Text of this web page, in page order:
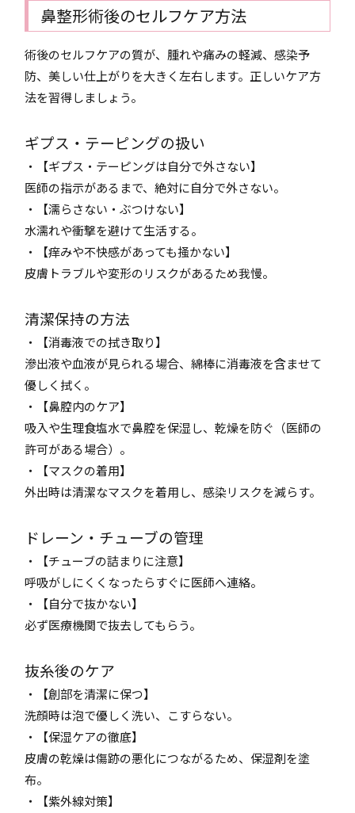
鼻整形術後のセルフケア方法
術後のセルフケアの質が、腫れや痛みの軽減、感染予
防、美しい仕上がりを大きく左右します。正しいケア方
法を習得しましょう。
ギプス・テーピングの扱い
・【ギプス・テーピングは自分で外さない】
医師の指示があるまで、絶対に自分で外さない。
・【濡らさない・ぶつけない】
水濡れや衝撃を避けて生活する。
・【痒みや不快感があっても掻かない】
皮膚トラブルや変形のリスクがあるため我慢。
清潔保持の方法
・【消毒液での拭き取り】
滲出液や血液が見られる場合、綿棒に消毒液を含ませて
優しく拭く。
・【鼻腔内のケア】
吸入や生理食塩水で鼻腔を保湿し、乾燥を防ぐ（医師の
許可がある場合）。
・【マスクの着用】
外出時は清潔なマスクを着用し、感染リスクを減らす。
ドレーン・チューブの管理
・【チューブの詰まりに注意】
呼吸がしにくくなったらすぐに医師へ連絡。
・【自分で抜かない】
必ず医療機関で抜去してもらう。
抜糸後のケア
・【創部を清潔に保つ】
洗顔時は泡で優しく洗い、こすらない。
・【保湿ケアの徹底】
皮膚の乾燥は傷跡の悪化につながるため、保湿剤を塗
布。
・【紫外線対策】